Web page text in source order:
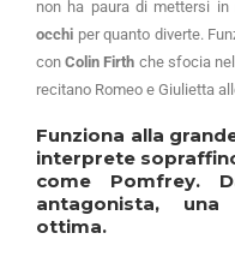
non ha paura di mettersi
occhi per quanto diverte.
conColin Firth che sfocia
recitano Romeo e Giulietta
Funziona alla
interprete
come Pomfrey.
antagonista, una
ottima.